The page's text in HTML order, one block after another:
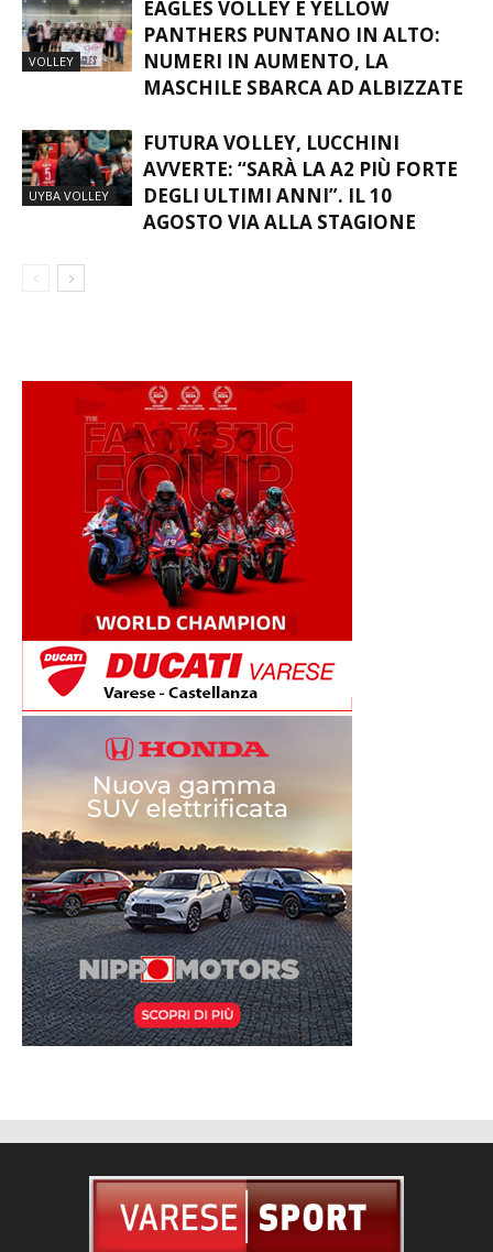
PASS
EAGLES VOLLEY E YELLOW
PANTHERS PUNTANO IN ALTO:
MASCHILE SBARCA AD ALBIZZATE
FUTURA VOLLEY, LUCCHINI
AVVERTE: “SARÀ LA A2 PIÙ FORTE